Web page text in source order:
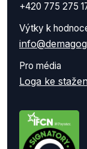
+420 775 275
Výtky k
Pro média
Loga ke